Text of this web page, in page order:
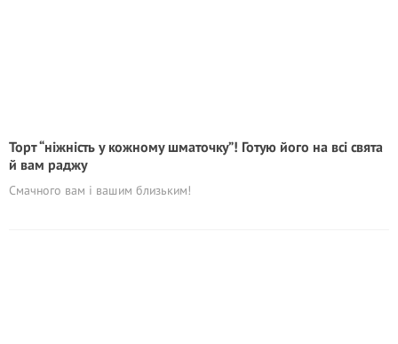
Торт “ніжність у кожному шматочку”! Готую його на всі свята
й вам раджу
Смачного вам і вашим близьким!